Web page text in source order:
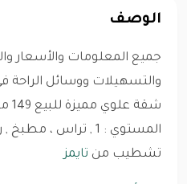
الوصف
جميع المعلومات والأسعار
والتسهيلات ووسائل الراحة
المستوي : 1 , تراس
تشطيب من تايمز